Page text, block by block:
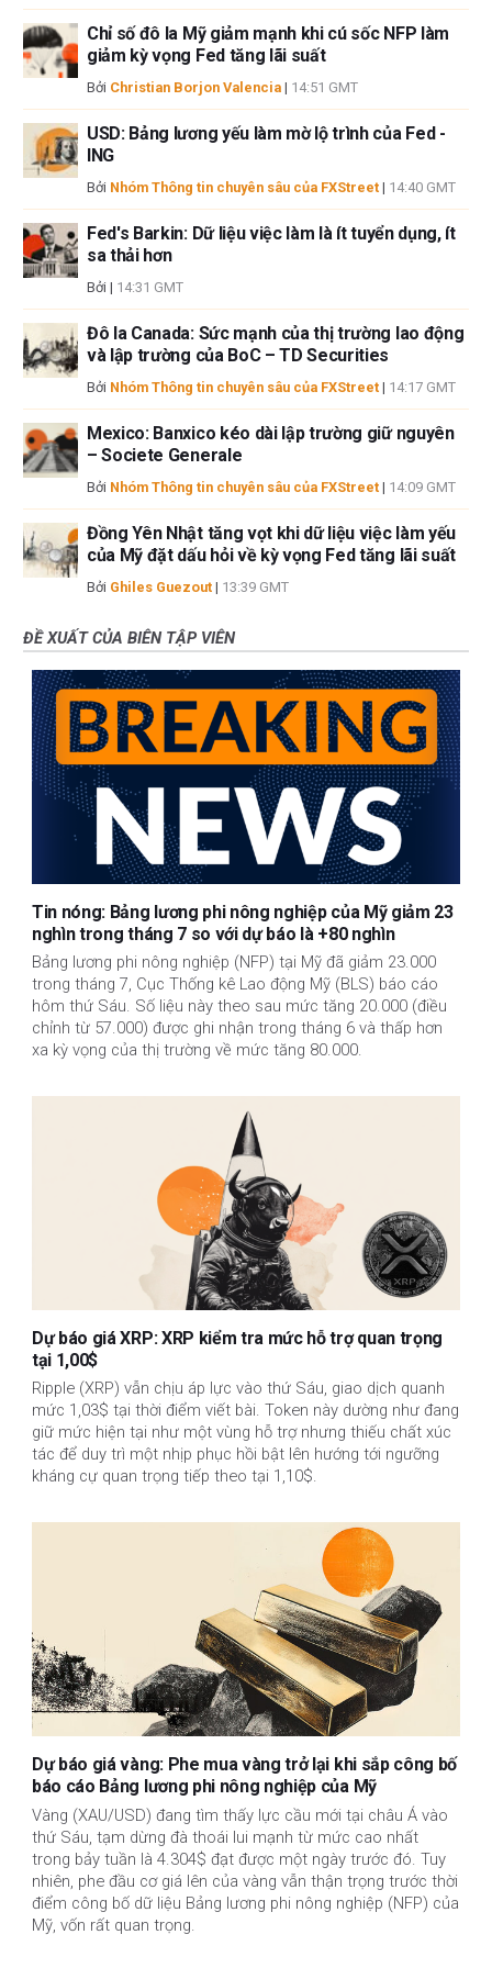
thông tin này và việc hiển thị hoặc sử dụng thông tin này. Ngoại trừ các
lỗi và thiếu sót.
Tác giả và FXStreet không phải là các cố vấn đầu tư đã đăng ký và không
có nội dung nào trong bài viết này nhằm mục đích tư vấn đầu tư.
Chỉ số đô la Mỹ giảm mạnh khi cú sốc NFP làm
giảm kỳ vọng Fed tăng lãi suất
Bởi Christian Borjon Valencia | 14:51 GMT
USD: Bảng lương yếu làm mờ lộ trình của Fed -
ING
Bởi Nhóm Thông tin chuyên sâu của FXStreet | 14:40 GMT
Fed's Barkin: Dữ liệu việc làm là ít tuyển dụng, ít
sa thải hơn
Bởi | 14:31 GMT
Đô la Canada: Sức mạnh của thị trường lao động
và lập trường của BoC – TD Securities
Bởi Nhóm Thông tin chuyên sâu của FXStreet | 14:17 GMT
Mexico: Banxico kéo dài lập trường giữ nguyên
– Societe Generale
Bởi Nhóm Thông tin chuyên sâu của FXStreet | 14:09 GMT
Đồng Yên Nhật tăng vọt khi dữ liệu việc làm yếu
của Mỹ đặt dấu hỏi về kỳ vọng Fed tăng lãi suất
Bởi Ghiles Guezout | 13:39 GMT
ĐỀ XUẤT CỦA BIÊN TẬP VIÊN
Tin nóng: Bảng lương phi nông nghiệp của Mỹ giảm 23
nghìn trong tháng 7 so với dự báo là +80 nghìn
Bảng lương phi nông nghiệp (NFP) tại Mỹ đã giảm 23.000
trong tháng 7, Cục Thống kê Lao động Mỹ (BLS) báo cáo
hôm thứ Sáu. Số liệu này theo sau mức tăng 20.000 (điều
chỉnh từ 57.000) được ghi nhận trong tháng 6 và thấp hơn
xa kỳ vọng của thị trường về mức tăng 80.000.
Dự báo giá XRP: XRP kiểm tra mức hỗ trợ quan trọng
tại 1,00$
Ripple (XRP) vẫn chịu áp lực vào thứ Sáu, giao dịch quanh
mức 1,03$ tại thời điểm viết bài. Token này dường như đang
giữ mức hiện tại như một vùng hỗ trợ nhưng thiếu chất xúc
tác để duy trì một nhịp phục hồi bật lên hướng tới ngưỡng
kháng cự quan trọng tiếp theo tại 1,10$.
Dự báo giá vàng: Phe mua vàng trở lại khi sắp công bố
báo cáo Bảng lương phi nông nghiệp của Mỹ
Vàng (XAU/USD) đang tìm thấy lực cầu mới tại châu Á vào
thứ Sáu, tạm dừng đà thoái lui mạnh từ mức cao nhất
trong bảy tuần là 4.304$ đạt được một ngày trước đó. Tuy
nhiên, phe đầu cơ giá lên của vàng vẫn thận trọng trước thời
điểm công bố dữ liệu Bảng lương phi nông nghiệp (NFP) của
Mỹ, vốn rất quan trọng.